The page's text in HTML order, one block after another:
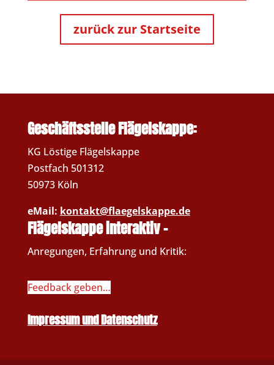
zurück zur Startseite
Geschäftsstelle Flägelskappe:
KG Löstige Flägelskappe
Postfach 501312
50973 Köln
eMail: kontakt@flaegelskappe.de
Flägelskappe interaktiv –
Anregungen, Erfahrung und Kritik:
Feedback geben…
Impressum und Datenschutz